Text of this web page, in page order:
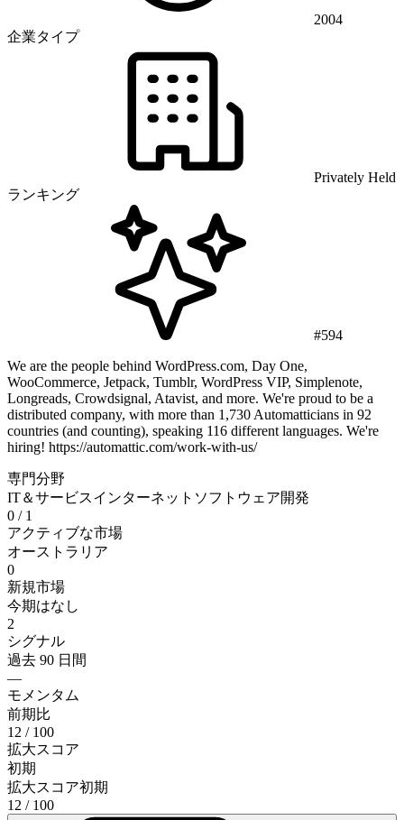
2004
企業タイプ
Privately Held
ランキング
#594
We are the people behind WordPress.com, Day One,
WooCommerce, Jetpack, Tumblr, WordPress VIP, Simplenote,
Longreads, Crowdsignal, Atavist, and more. We're proud to be a
distributed company, with more than 1,730 Automatticians in 92
countries (and counting), speaking 116 different languages. We're
hiring! https://automattic.com/work-with-us/
専門分野
IT＆サービスインターネット ソフトウェア開発
0 / 1
アクティブな市場
オーストラリア
0
新規市場
今期はなし
2
シグナル
過去 90 日間
—
モメンタム
前期比
12 / 100
拡大スコア
初期
拡大スコア初期
12 / 100